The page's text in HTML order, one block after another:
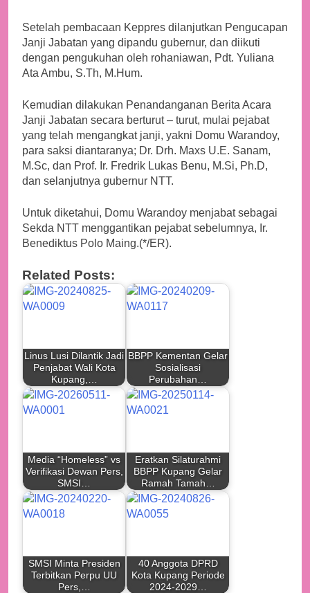
Setelah pembacaan Keppres dilanjutkan Pengucapan
Janji Jabatan yang dipandu gubernur, dan diikuti
dengan pengukuhan oleh rohaniawan, Pdt. Yuliana
Ata Ambu, S.Th, M.Hum.
Kemudian dilakukan Penandanganan Berita Acara
Janji Jabatan secara berturut – turut, mulai pejabat
yang telah mengangkat janji, yakni Domu Warandoy,
para saksi diantaranya; Dr. Drh. Maxs U.E. Sanam,
M.Sc, dan Prof. Ir. Fredrik Lukas Benu, M.Si, Ph.D,
dan selanjutnya gubernur NTT.
Untuk diketahui, Domu Warandoy menjabat sebagai
Sekda NTT menggantikan pejabat sebelumnya, Ir.
Benediktus Polo Maing.(*/ER).
Related Posts:
Linus Lusi Dilantik Jadi
Penjabat Wali Kota
Kupang,…
BBPP Kementan Gelar
Sosialisasi
Perubahan…
Media “Homeless” vs
Verifikasi Dewan Pers,
SMSI…
Eratkan Silaturahmi
BBPP Kupang Gelar
Ramah Tamah…
SMSI Minta Presiden
Terbitkan Perpu UU
Pers,…
40 Anggota DPRD
Kota Kupang Periode
2024-2029…